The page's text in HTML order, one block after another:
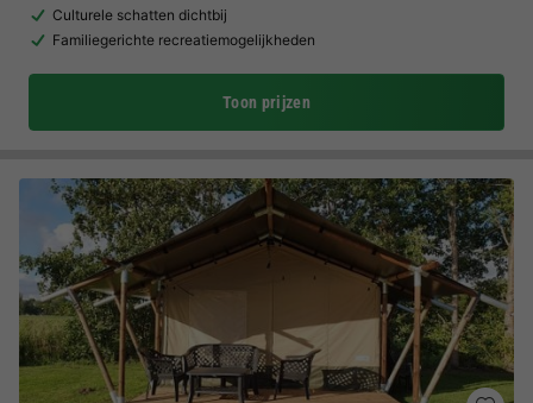
Culturele schatten dichtbij
Familiegerichte recreatiemogelijkheden
Toon prijzen